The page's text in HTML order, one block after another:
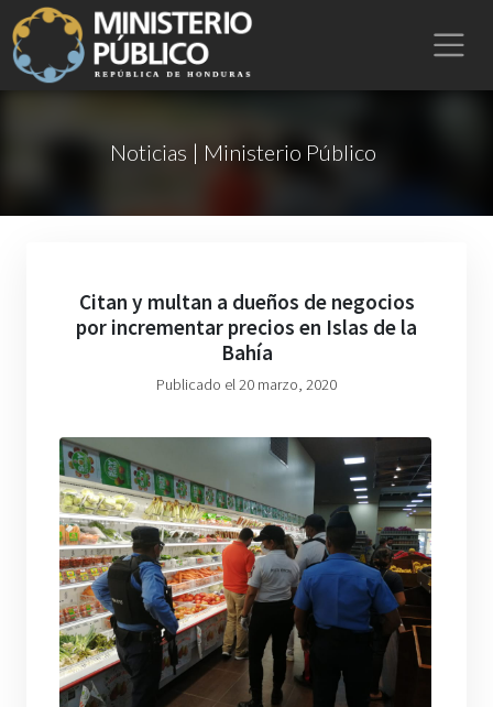
Noticias | Ministerio Público
Citan y multan a dueños de negocios
por incrementar precios en Islas de la
Bahía
Publicado el 20 marzo, 2020